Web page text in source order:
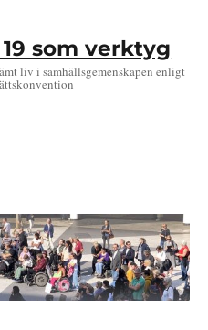
som verktyg
liv i samhällsgemenskapen enligt